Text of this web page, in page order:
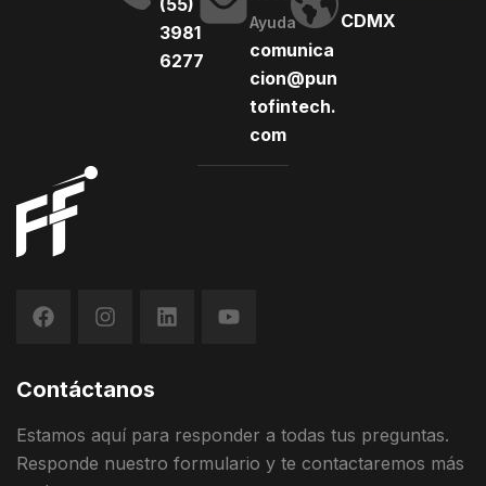
Este acuerdo promete
revolucionar el sector al
combinar el poder de
operativa, sino también en
la fluidez con la que estas
[…]
3981
6277
Ayuda
comunica
cion@pun
tofintech.
com
CDMX
Contáctanos
Estamos aquí para responder a todas tus preguntas.
Responde nuestro formulario y te contactaremos más